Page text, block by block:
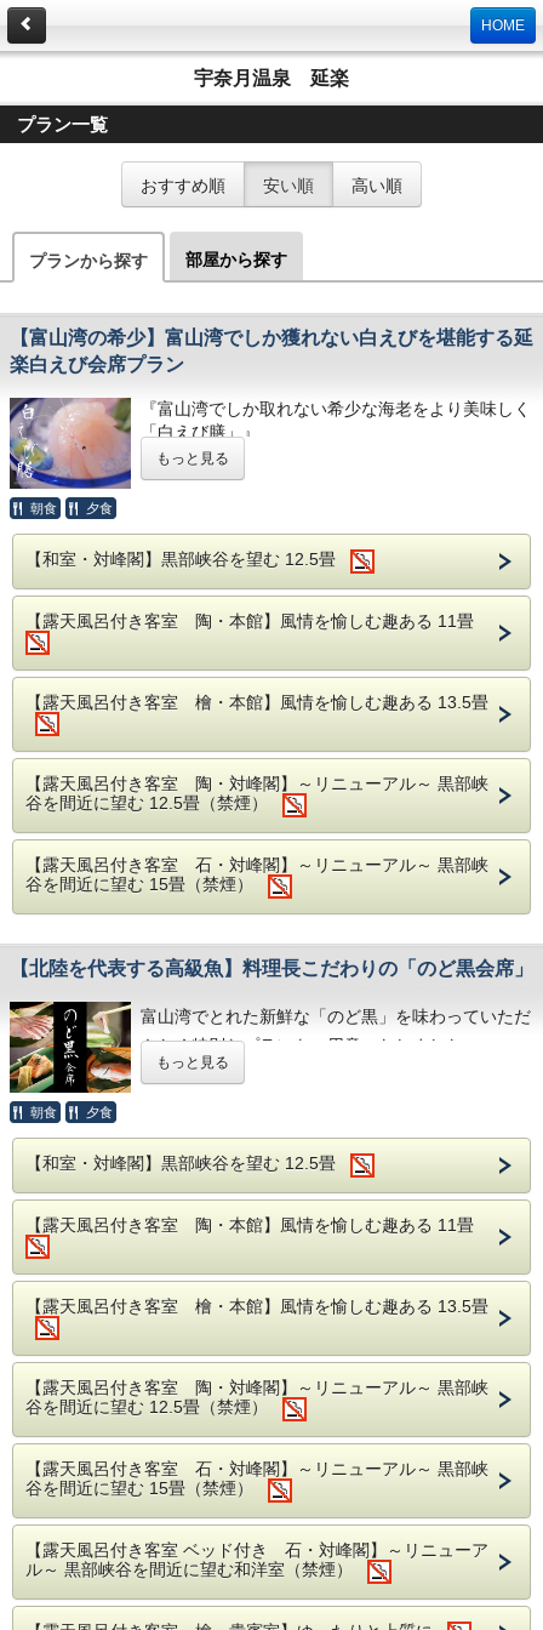
HOME
宇奈月温泉 延楽
プラン一覧
おすすめ順 安い順 高い順
プランから探す 部屋から探す
【富山湾の希少】富山湾でしか獲れない白えびを堪能する延
楽白えび会席プラン
『富山湾でしか取れない希少な海老をより美味しく
「白えび膳」』
～富山湾の宝石「白えび」を、富山湾の旬魚たっぷ
りの料理と共に食す～
呼ばれ富山湾でしか獲れない体長わずか7cm前後の
希少な海老です。手間暇をかけて取りだした小さな
むき身は独特の甘みを持ち一度食すと忘れられない
味です。富山の旬の素材を使った料理も加え、量、
食前酒 梅酒
椀物 甘海老真丈 清汁仕立て
割鮮 本日の割鮮 煎り酒を添えて
別皿 白海老のお造り
炊合 蒸し鰻と旬菜
強肴 水蛸 梅肉酢 酢取り茗荷 蓮芋 海ブド
ウ
焜炉 国産和牛出汁しゃぶ
揚物 白海老米粉揚げ
焼物 スズキの辛味噌焼き
食事 白海老の釜めし
留椀 赤出汁
創業者竹次郎の精神を継承し、料理旅館として厳
選された地元富山の旬の食材を使い、調理長の繊細
な感性とこだわりで磨き上げた上質のお料理をご提
供、富山の各蔵から館主が選んだこだわりの名酒と
共にお楽しみ頂けます。宮大工でもある匠の衆の手
は、額縁に見立てた檜の枠から見える峡谷と湯鏡に
自然の絶景を愛でるお部屋での安らぎのひとときを
お過ごし頂き、延楽ならではの大人の温泉情緒をぜ
ひご堪能ください。
・お食事場所は「お部屋」または「個室食事処」と
なります。
※場所は当館おまかせになります。
※5名様以上の場合、個室のお食事処をご用意い
たします。
もっと見る
朝食 夕食
【和室・対峰閣】黒部峡谷を望む 12.5畳
【露天風呂付き客室 陶・本館】風情を愉しむ趣ある 11畳
【露天風呂付き客室 檜・本館】風情を愉しむ趣ある 13.5畳
【露天風呂付き客室 陶・対峰閣】～リニューアル～ 黒部峡
谷を間近に望む 12.5畳（禁煙）
【露天風呂付き客室 石・対峰閣】～リニューアル～ 黒部峡
谷を間近に望む 15畳（禁煙）
【北陸を代表する高級魚】料理長こだわりの「のど黒会席」
富山湾でとれた新鮮な「のど黒」を味わっていただ
きたく特別なプランをご用意いたしました。
す。厳選した富山湾でとれた「のど黒」はしゃぶし
ゃぶをはじめ異なる調理法でお仕度します。
さっと出汁にくぐらせる事で余分な脂が落ち、適度
に身がしまるしゃぶしゃぶは特に召し上がっていた
だきたい一品。つけダレには特製のポン酢をご用意
しております。
※本プランは１泊のみで承ります。連泊をご希望の
お客様は２泊目を別プランでお申込みください。
食前酒 地酒
椀物 牡丹鱧 清汁仕立て
割鮮 本日の割鮮 煎り酒を添えて
別皿 白海老素麺
もっと見る
朝食 夕食
【和室・対峰閣】黒部峡谷を望む 12.5畳
【露天風呂付き客室 陶・本館】風情を愉しむ趣ある 11畳
【露天風呂付き客室 檜・本館】風情を愉しむ趣ある 13.5畳
【露天風呂付き客室 陶・対峰閣】～リニューアル～ 黒部峡
谷を間近に望む 12.5畳（禁煙）
【露天風呂付き客室 石・対峰閣】～リニューアル～ 黒部峡
谷を間近に望む 15畳（禁煙）
【露天風呂付き客室 ベッド付き 石・対峰閣】～リニューア
ル～ 黒部峡谷を間近に望む和洋室（禁煙）